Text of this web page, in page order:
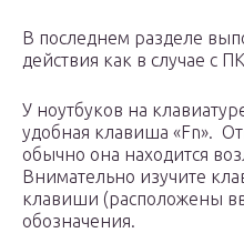
В последнем разделе
действия как в случае с
У ноутбуков на
удобная клавиша «Fn».
обычно она находится
Внимательно изучите
клавиши (расположены
обозначения.